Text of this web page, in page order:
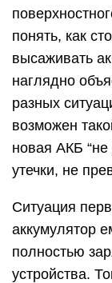
понять, как
высаживать
наглядно
разных
возможен
новая АКБ “не
утечки, не
Ситуация
аккумулятор
полностью
устройства.